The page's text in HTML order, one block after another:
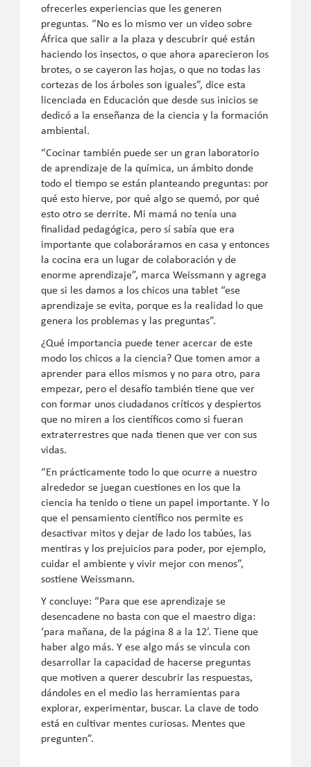
ofrecerles experiencias que les generen
preguntas. “No es lo mismo ver un video sobre
África que salir a la plaza y descubrir qué están
haciendo los insectos, o que ahora aparecieron los
brotes, o se cayeron las hojas, o que no todas las
cortezas de los árboles son iguales”, dice esta
licenciada en Educación que desde sus inicios se
dedicó a la enseñanza de la ciencia y la formación
ambiental.
“Cocinar también puede ser un gran laboratorio
de aprendizaje de la química, un ámbito donde
todo el tiempo se están planteando preguntas: por
qué esto hierve, por qué algo se quemó, por qué
esto otro se derrite. Mi mamá no tenía una
finalidad pedagógica, pero sí sabía que era
importante que colaboráramos en casa y entonces
la cocina era un lugar de colaboración y de
enorme aprendizaje”, marca Weissmann y agrega
que si les damos a los chicos una tablet “ese
aprendizaje se evita, porque es la realidad lo que
genera los problemas y las preguntas”.
¿Qué importancia puede tener acercar de este
modo los chicos a la ciencia? Que tomen amor a
aprender para ellos mismos y no para otro, para
empezar, pero el desafío también tiene que ver
con formar unos ciudadanos críticos y despiertos
que no miren a los científicos como si fueran
extraterrestres que nada tienen que ver con sus
vidas.
“En prácticamente todo lo que ocurre a nuestro
alrededor se juegan cuestiones en los que la
ciencia ha tenido o tiene un papel importante. Y lo
que el pensamiento científico nos permite es
desactivar mitos y dejar de lado los tabúes, las
mentiras y los prejuicios para poder, por ejemplo,
cuidar el ambiente y vivir mejor con menos”,
sostiene Weissmann.
Y concluye: “Para que ese aprendizaje se
desencadene no basta con que el maestro diga:
‘para mañana, de la página 8 a la 12’. Tiene que
haber algo más. Y ese algo más se vincula con
desarrollar la capacidad de hacerse preguntas
que motiven a querer descubrir las respuestas,
dándoles en el medio las herramientas para
explorar, experimentar, buscar. La clave de todo
está en cultivar mentes curiosas. Mentes que
pregunten”.